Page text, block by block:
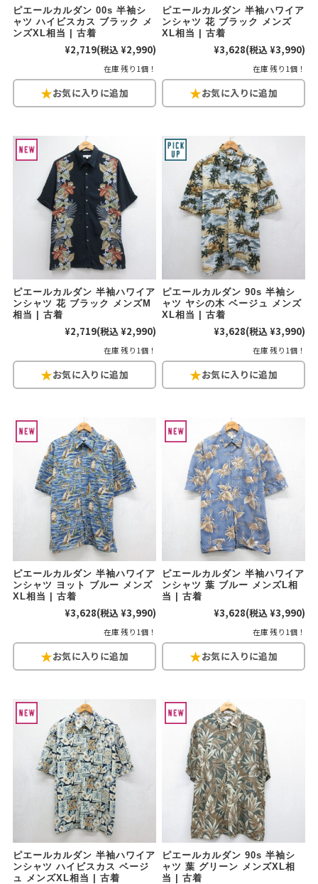
ピエールカルダン 00s 半袖シ
ャツ ハイビスカス ブラック メ
ンズXL相当 | 古着
¥2,719(税込 ¥2,990)
在庫 残り1個！
ピエールカルダン 半袖ハワイア
ンシャツ 花 ブラック メンズ
XL相当 | 古着
¥3,628(税込 ¥3,990)
在庫 残り1個！
ピエールカルダン 半袖ハワイア
ンシャツ 花 ブラック メンズM
相当 | 古着
¥2,719(税込 ¥2,990)
在庫 残り1個！
ピエールカルダン 90s 半袖シ
ャツ ヤシの木 ベージュ メンズ
XL相当 | 古着
¥3,628(税込 ¥3,990)
在庫 残り1個！
ピエールカルダン 半袖ハワイア
ンシャツ ヨット ブルー メンズ
XL相当 | 古着
¥3,628(税込 ¥3,990)
在庫 残り1個！
ピエールカルダン 半袖ハワイア
ンシャツ 葉 ブルー メンズL相
当 | 古着
¥3,628(税込 ¥3,990)
在庫 残り1個！
ピエールカルダン 半袖ハワイア
ンシャツ ハイビスカス ベージ
ュ メンズXL相当 | 古着
ピエールカルダン 90s 半袖シ
ャツ 葉 グリーン メンズXL相
当 | 古着